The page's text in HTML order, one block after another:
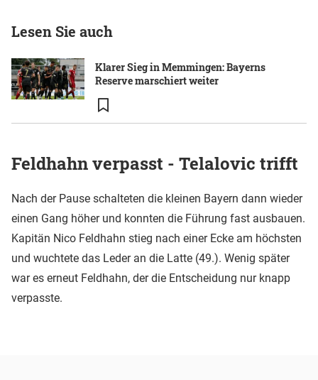
Lesen Sie auch
Klarer Sieg in Memmingen: Bayerns
Reserve marschiert weiter
Feldhahn verpasst - Telalovic trifft
Nach der Pause schalteten die kleinen Bayern dann wieder
einen Gang höher und konnten die Führung fast ausbauen.
Kapitän Nico Feldhahn stieg nach einer Ecke am höchsten
und wuchtete das Leder an die Latte (49.). Wenig später
war es erneut Feldhahn, der die Entscheidung nur knapp
verpasste.